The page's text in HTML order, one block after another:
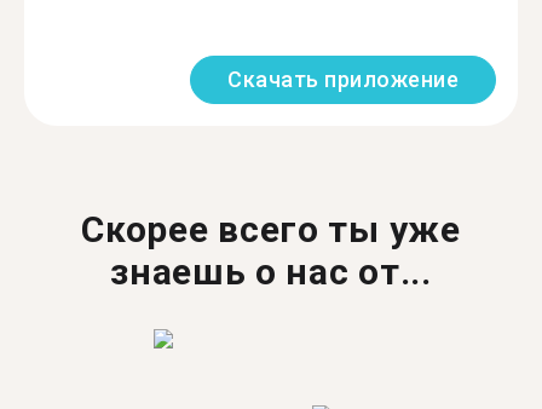
Скачать приложение
Скорее всего ты уже
знаешь о нас от...